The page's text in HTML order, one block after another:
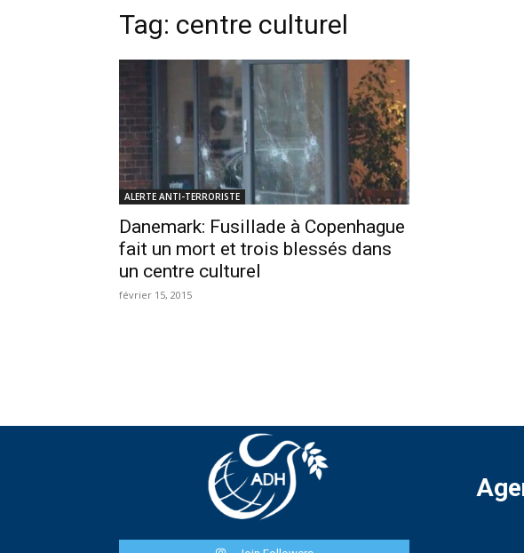
Tag: centre culturel
ALERTE ANTI-TERRORISTE
Danemark: Fusillade à Copenhague
fait un mort et trois blessés dans
un centre culturel
février 15, 2015